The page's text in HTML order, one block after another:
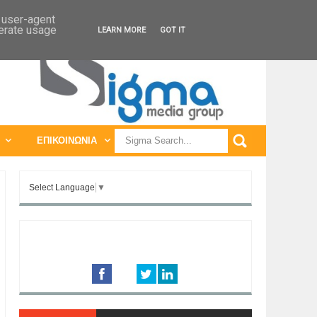
ΠΑΓΚΟΣΜΙΕΣ ΕΚΘΕΣΕΙΣ
ΕΠΙΚΟΙΝΩΝΙΑ
Select Language ▼
agent
usage LEARN MORE GOT IT